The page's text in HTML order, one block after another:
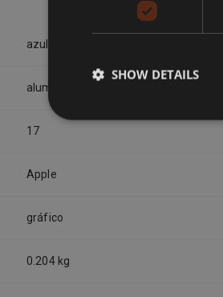
azul
aluminio
17
Apple
gráfico
0.204 kg
SHOW DETAILS